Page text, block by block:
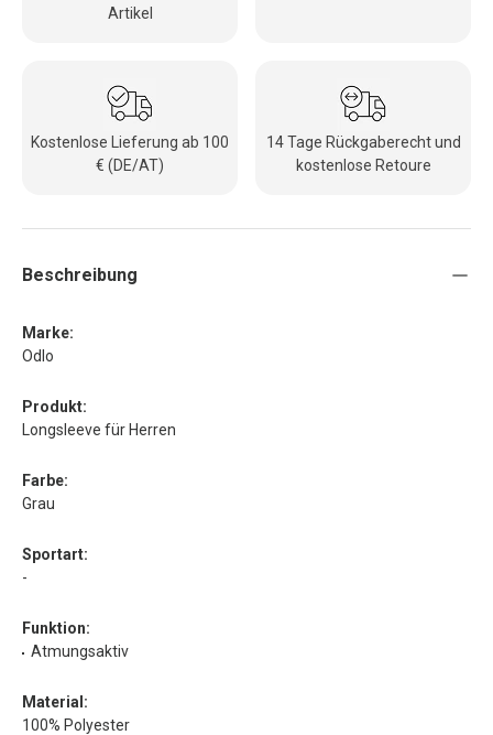
Artikel
Kostenlose Lieferung ab 100
€ (DE/AT)
14 Tage Rückgaberecht und
kostenlose Retoure
Beschreibung
Marke:
Odlo
Produkt:
Longsleeve für Herren
Farbe:
Grau
Sportart:
-
Funktion:
Atmungsaktiv
Material:
100% Polyester